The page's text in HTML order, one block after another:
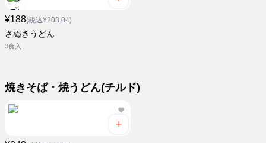
¥188(税込¥203.04)
さぬきうどん
3食入
焼きそば・焼うどん(チルド)